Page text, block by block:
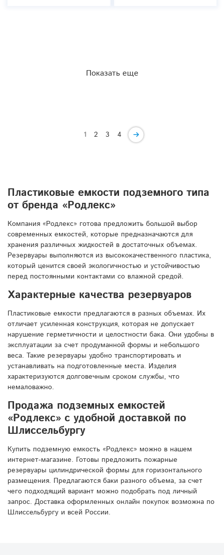
Показать еще
1 2 3 4
Пластиковые емкости подземного типа
от бренда «Родлекс»
Компания «Родлекс» готова предложить большой выбор
современных емкостей, которые предназначаются для
хранения различных жидкостей в достаточных объемах.
Резервуары выполняются из высококачественного пластика,
который ценится своей экологичностью и устойчивостью
перед постоянными контактами со влажной средой.
Характерные качества резервуаров
Пластиковые емкости предлагаются в разных объемах. Их
отличает усиленная конструкция, которая не допускает
нарушение герметичности и целостности бака. Они удобны в
эксплуатации за счет продуманной формы и небольшого
веса. Такие резервуары удобно транспортировать и
устанавливать на подготовленные места. Изделия
характеризуются долговечным сроком службы, что
немаловажно.
Продажа подземных емкостей
«Родлекс» с удобной доставкой по
Шлиссельбургу
Купить подземную емкость «Родлекс» можно в нашем
интернет-магазине. Готовы предложить пожарные
резервуары цилиндрической формы для горизонтального
размещения. Предлагаются баки разного объема, за счет
чего подходящий вариант можно подобрать под личный
запрос. Доставка оформленных онлайн покупок возможна по
Шлиссельбургу и всей России.